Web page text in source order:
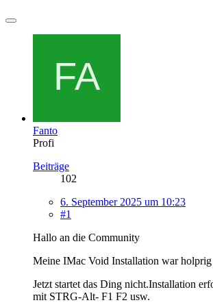
Fanto
Profi
Beiträge
102
6. September 2025 um 10:23
#1
Hallo an die Community
Meine IMac Void Installation war
Jetzt startet das Ding nicht.Installation
mit STRG-Alt- F1 F2 usw.